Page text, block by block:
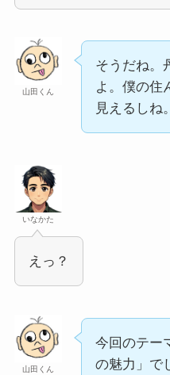
山田くん
そうだね。
よ。僕の住
見えるしね
いなかた
えっ？
山田くん
今回のテー
の魅力」で